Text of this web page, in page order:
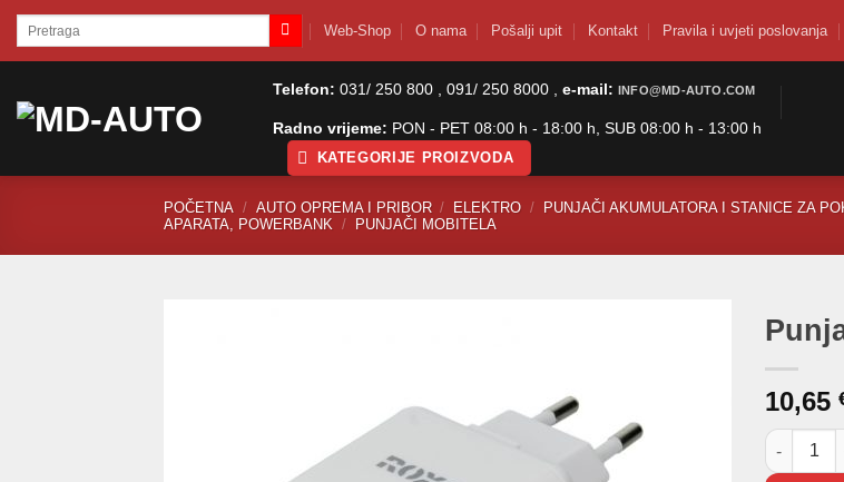
SkipPretraži: Web-Shop O nama Pošalji upit Kontakt Pravila i uvjeti poslovanja
Telefon: 031/ 250 800 , 091/ 250 8000 , e-mail: INFO@MD-AUTO.COM
Radno vrijeme: PON - PET 08:00 h - 18:00 h, SUB 08:00 h - 13:00 h
KATEGORIJE PROIZVODA
POČETNA / AUTO OPREMA I PRIBOR / ELEKTRO / PUNJAČI AKUMULATORA I STANICE ZA
APARATA, POWERBANK / PUNJAČI MOBITELA
10,65
Punjač za